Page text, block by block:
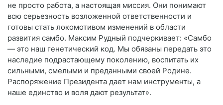
не просто работа, а настоящая миссия. Они понимают
всю серьезность возложенной ответственности и
готовы стать локомотивом изменений в области
развития самбо. Максим Рудный подчеркивает: «Самбо
— это наш генетический код. Мы обязаны передать это
наследие подрастающему поколению, воспитать их
сильными, смелыми и преданными своей Родине.
Распоряжение Президента дает нам инструменты, а
наше единство и воля дают результат».